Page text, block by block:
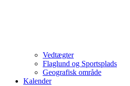
Vedtægter
Flaglund og Sportsplads
Geografisk område
Kalender